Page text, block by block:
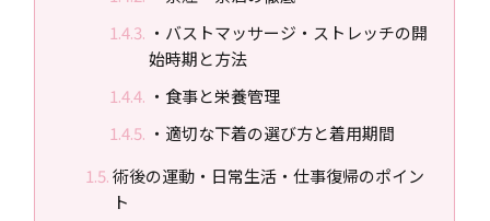
・バストマッサージ・ストレッチの開
始時期と方法
・食事と栄養管理
・適切な下着の選び方と着用期間
術後の運動・日常生活・仕事復帰のポイン
ト